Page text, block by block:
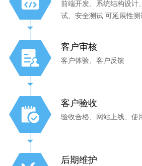
前端开发、系统结构设计
试、安全测试 可延展性测
客户审核
客户体验、客户反馈
客户验收
验收合格、网站上线、使
后期维护